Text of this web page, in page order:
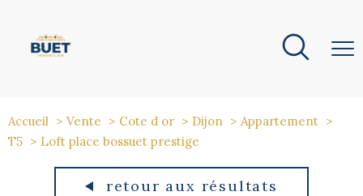
Accueil Vente Cote d or Dijon
Appartement
T5
Loft place bossuet prestige
retour aux résultats